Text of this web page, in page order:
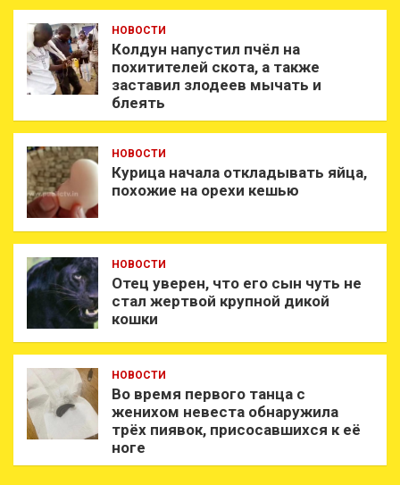
НОВОСТИ
Колдун напустил пчёл на
похитителей скота, а также
заставил злодеев мычать и
блеять
НОВОСТИ
Курица начала откладывать яйца,
похожие на орехи кешью
НОВОСТИ
Отец уверен, что его сын чуть не
стал жертвой крупной дикой
кошки
НОВОСТИ
Во время первого танца с
женихом невеста обнаружила
трёх пиявок, присосавшихся к её
ноге